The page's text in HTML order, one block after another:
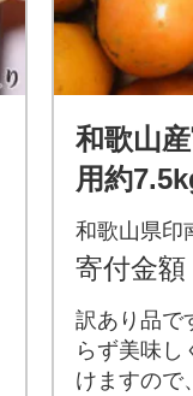
和歌山
用約
かせま
町)
和歌山県印
寄付金額
訳あり品で
らず美味し
けますので